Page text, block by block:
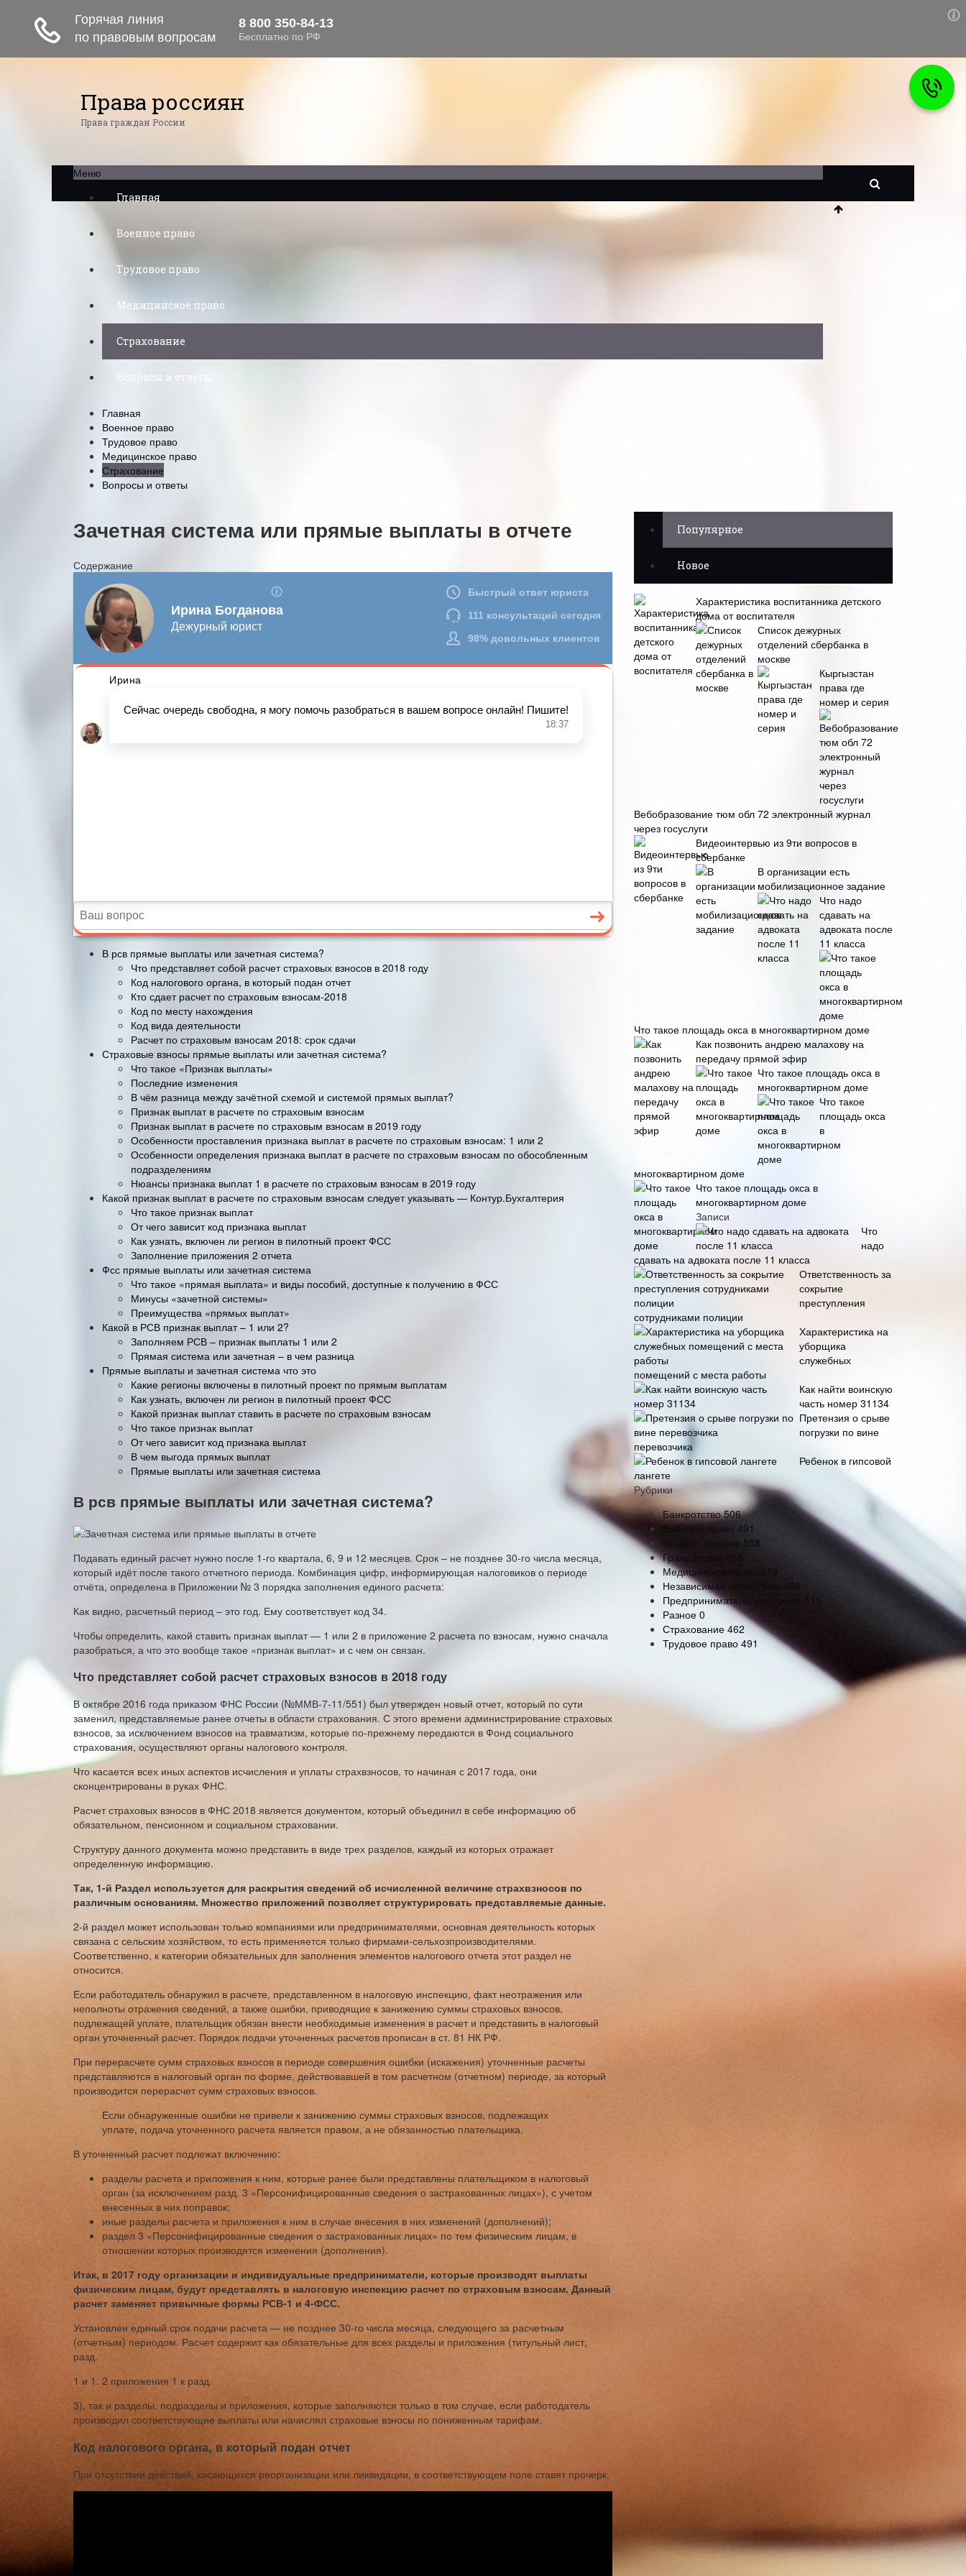
Права россиян
Права граждан России
Меню
Главная
Военное право
Трудовое право
Медицинское право
Страхование
Вопросы и ответы
Главная
Военное право
Трудовое право
Медицинское право
Страхование
Вопросы и ответы
Зачетная система или прямые выплаты в отчете
Содержание
В рсв прямые выплаты или зачетная система?
Что представляет собой расчет страховых взносов в 2018 году
Код налогового органа, в который подан отчет
Кто сдает расчет по страховым взносам-2018
Код по месту нахождения
Код вида деятельности
Расчет по страховым взносам 2018: срок сдачи
Страховые взносы прямые выплаты или зачетная система?
Что такое «Признак выплаты»
Последние изменения
В чём разница между зачётной схемой и системой прямых выплат?
Признак выплат в расчете по страховым взносам
Признак выплат в расчете по страховым взносам в 2019 году
Особенности проставления признака выплат в расчете по страховым взносам: 1 или 2
Особенности определения признака выплат в расчете по страховым взносам по обособленным
подразделениям
Нюансы признака выплат 1 в расчете по страховым взносам в 2019 году
Какой признак выплат в расчете по страховым взносам следует указывать — Контур.Бухгалтерия
Что такое признак выплат
От чего зависит код признака выплат
Как узнать, включен ли регион в пилотный проект ФСС
Заполнение приложения 2 отчета
Фсс прямые выплаты или зачетная система
Что такое «прямая выплата» и виды пособий, доступные к получению в ФСС
Минусы «зачетной системы»
Преимущества «прямых выплат»
Какой в РСВ признак выплат – 1 или 2?
Заполняем РСВ – признак выплаты 1 или 2
Прямая система или зачетная – в чем разница
Прямые выплаты и зачетная система что это
Какие регионы включены в пилотный проект по прямым выплатам
Как узнать, включен ли регион в пилотный проект ФСС
Какой признак выплат ставить в расчете по страховым взносам
Что такое признак выплат
От чего зависит код признака выплат
В чем выгода прямых выплат
Прямые выплаты или зачетная система
В рсв прямые выплаты или зачетная система?
Подавать единый расчет нужно после 1-го квартала, 6, 9 и 12 месяцев. Срок – не позднее 30-го числа месяца,
который идёт после такого отчетного периода. Комбинация цифр, информирующая налоговиков о периоде
отчёта, определена в Приложении № 3 порядка заполнения единого расчета:
Как видно, расчетный период – это год. Ему соответствует код 34.
Чтобы определить, какой ставить признак выплат — 1 или 2 в приложение 2 расчета по взносам, нужно сначала
разобраться, а что это вообще такое «признак выплат» и с чем он связан.
Что представляет собой расчет страховых взносов в 2018 году
В октябре 2016 года приказом ФНС России (№ММВ-7-11/551) был утвержден новый отчет, который по сути
заменил, представляемые ранее отчеты в области страхования. С этого времени администрирование страховых
взносов, за исключением взносов на травматизм, которые по-прежнему передаются в Фонд социального
страхования, осуществляют органы налогового контроля.
Что касается всех иных аспектов исчисления и уплаты страхвзносов, то начиная с 2017 года, они
сконцентрированы в руках ФНС.
Расчет страховых взносов в ФНС 2018 является документом, который объединил в себе информацию об
обязательном, пенсионном и социальном страховании.
Структуру данного документа можно представить в виде трех разделов, каждый из которых отражает
определенную информацию.
Так, 1-й Раздел используется для раскрытия сведений об исчисленной величине страхвзносов по
различным основаниям. Множество приложений позволяет структурировать представляемые данные.
2-й раздел может использован только компаниями или предпринимателями, основная деятельность которых
связана с сельским хозяйством, то есть применяется только фирмами-сельхозпроизводителями.
Соответственно, к категории обязательных для заполнения элементов налогового отчета этот раздел не
относится.
Если работодатель обнаружил в расчете, представленном в налоговую инспекцию, факт неотражения или
неполноты отражения сведений, а также ошибки, приводящие к занижению суммы страховых взносов,
подлежащей уплате, плательщик обязан внести необходимые изменения в расчет и представить в налоговый
орган уточненный расчет. Порядок подачи уточненных расчетов прописан в ст. 81 НК РФ.
При перерасчете сумм страховых взносов в периоде совершения ошибки (искажения) уточненные расчеты
представляются в налоговый орган по форме, действовавшей в том расчетном (отчетном) периоде, за который
производится перерасчет сумм страховых взносов.
Если обнаруженные ошибки не привели к занижению суммы страховых взносов, подлежащих
уплате, подача уточненного расчета является правом, а не обязанностью плательщика.
В уточненный расчет подлежат включению:
разделы расчета и приложения к ним, которые ранее были представлены плательщиком в налоговый
орган (за исключением разд. 3 «Персонифицированные сведения о застрахованных лицах»), с учетом
внесенных в них поправок;
иные разделы расчета и приложения к ним в случае внесения в них изменений (дополнений);
раздел 3 «Персонифицированные сведения о застрахованных лицах» по тем физическим лицам, в
отношении которых производятся изменения (дополнения).
Итак, в 2017 году организации и индивидуальные предприниматели, которые производят выплаты
физическим лицам, будут представлять в налоговую инспекцию расчет по страховым взносам. Данный
расчет заменяет привычные формы РСВ-1 и 4-ФСС.
Установлен единый срок подачи расчета — не позднее 30-го числа месяца, следующего за расчетным
(отчетным) периодом. Расчет содержит как обязательные для всех разделы и приложения (титульный лист,
разд.
1 и 1. 2 приложения 1 к разд.
3), так и разделы, подразделы и приложения, которые заполняются только в том случае, если работодатель
производил соответствующие выплаты или начислял страховые взносы по пониженным тарифам.
Код налогового органа, в который подан отчет
При отсутствии действий, касающихся реорганизации или ликвидации, в соответствующем поле ставят прочерк.
Популярное
Новое
Характеристика воспитанника детского
дома от воспитателя
Список дежурных
отделений сбербанка в
москве
Кыргызстан
права где
номер и серия
Вебобразование тюм обл 72 электронный журнал
через госуслуги
Видеоинтервью из 9ти вопросов в
сбербанке
В организации есть
мобилизационное задание
Что надо
сдавать на
адвоката после
11 класса
Что такое площадь окса в многоквартирном доме
Как позвонить андрею малахову на
передачу прямой эфир
Что такое площадь окса в
многоквартирном доме
Что такое
площадь окса
в
многоквартирном доме
Что такое площадь окса в
многоквартирном доме
Записи
Что
надо
сдавать на адвоката после 11 класса
Ответственность за
сокрытие
преступления
сотрудниками полиции
Характеристика на
уборщика
служебных
помещений с места работы
Как найти воинскую
часть номер 31134
Претензия о срыве
погрузки по вине
перевозчика
Ребенок в гипсовой
лангете
Рубрики
Банкротство506
Военное право 491
Возврат товаров 558
Гражданство
Медицинское право
479
Независимая экспертиза
486
Предпринимательское право 515
Разное 0
Страхование 462
Трудовое право 491